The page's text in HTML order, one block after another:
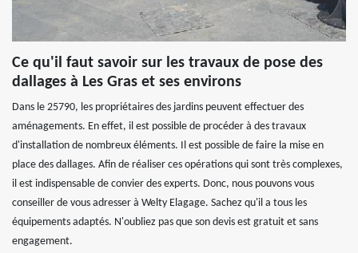
Ce qu'il faut savoir sur les travaux de pose des
dallages à Les Gras et ses environs
Dans le 25790, les propriétaires des jardins peuvent effectuer des
aménagements. En effet, il est possible de procéder à des travaux
d'installation de nombreux éléments. Il est possible de faire la mise en
place des dallages. Afin de réaliser ces opérations qui sont très complexes,
il est indispensable de convier des experts. Donc, nous pouvons vous
conseiller de vous adresser à Welty Elagage. Sachez qu'il a tous les
équipements adaptés. N'oubliez pas que son devis est gratuit et sans
engagement.